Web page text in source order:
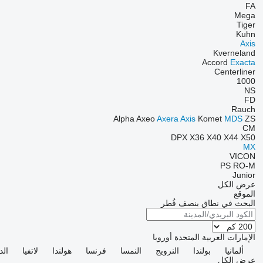
FA
Mega
Tiger
Kuhn
Axis
Kverneland
Accord Exacta
Centerliner
1000
NS
FD
Rauch
Alpha Axeo Axera Axis Komet MDS ZS
CM
DPX X36 X40 X44 X50
MX
VICON
PS RO-M
Junior
عرض الكل
الموقع
البحث في نطاق بنصف قُطر
الإمارات العربية المتحدة أوروبا
ألمانيا
بولندا النرويج النمسا فرنسا هولندا لاتفيا
عرض الكل